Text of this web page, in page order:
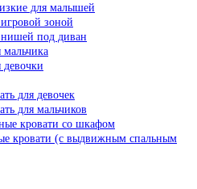
для малышей
зоной
нишей под диван
мальчика
девочки
для девочек
для мальчиков
кровати со шкафом
кровати (с выдвижным спальным